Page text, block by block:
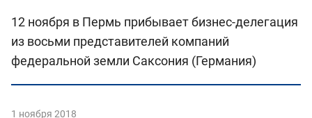
12 ноября в Пермь прибывает бизнес-делегация
из восьми представителей компаний
федеральной земли Саксония (Германия)
1 ноября 2018